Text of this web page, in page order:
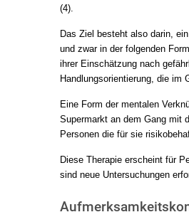
(4).
Das Ziel besteht also darin,
und zwar in der folgenden
ihrer Einschätzung nach
Handlungsorientierung, die im
Eine Form der mentalen
Supermarkt an dem Gang mit
Personen die für sie
Diese Therapie erscheint für
sind neue Untersuchungen